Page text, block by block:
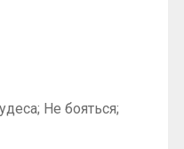
Не бояться;